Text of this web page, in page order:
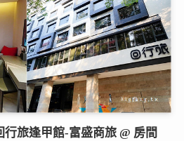
旅逢甲館-富盛商旅 @ 房間